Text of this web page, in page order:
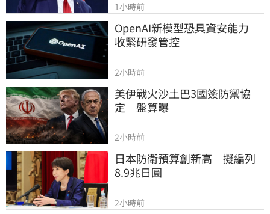
1小時前
OpenAI新模型恐具資安能力
收緊研發管控
2小時前
美伊戰火沙土巴3國簽防禦協
定　盤算曝
2小時前
日本防衛預算創新高　擬編列
8.9兆日圓
2小時前